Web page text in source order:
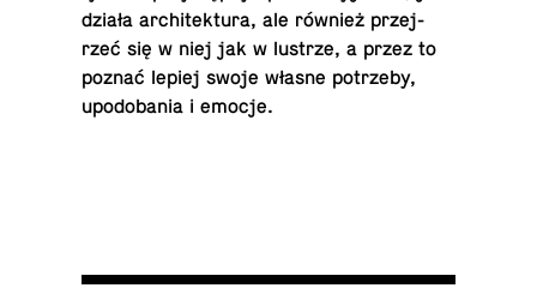
działa ar­chi­tek­tu­ra, ale również przej­
rzeć się w niej jak w lustrze, a przez to
poznać lepiej swoje własne po­trze­by,
upodo­ba­nia i emocje.